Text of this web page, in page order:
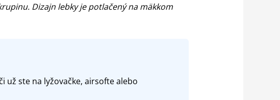
Dizajn lebky je potlačený na mäkkom
ste na lyžovačke, airsofte alebo